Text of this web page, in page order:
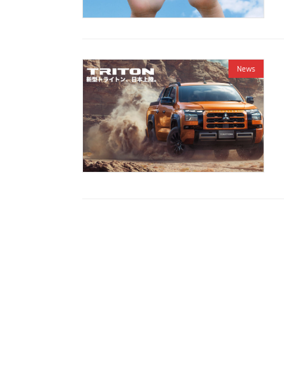
News